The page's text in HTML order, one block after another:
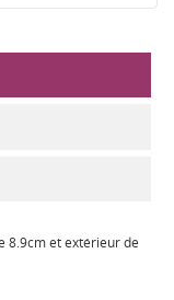
8.9cm et extérieur de